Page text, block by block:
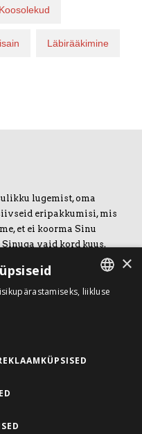
Koosolekud
Läbirääkimine
lugemist, oma
eripakkumisi, mis
et ei koorma Sinu
vaid kord kuus.
A3, 10412 Tallinn
×
liikluse